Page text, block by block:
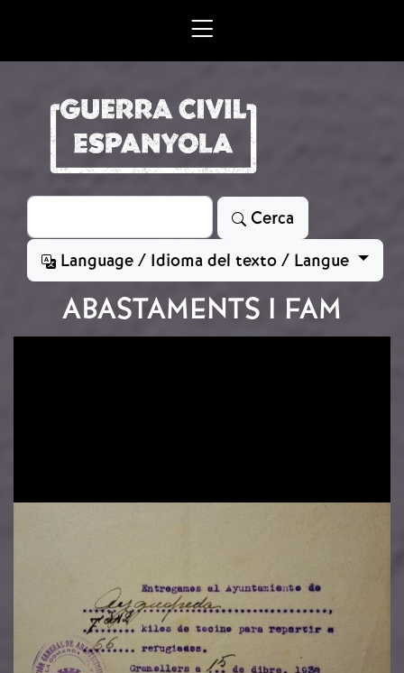
Cerca
Cerca
Language / Idioma del texto / Langue
ABASTAMENTS I FAM